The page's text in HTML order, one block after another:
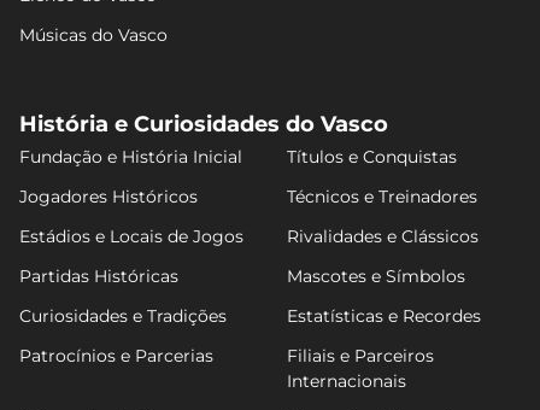
Músicas do Vasco
História e Curiosidades do Vasco
Fundação e História Inicial
Títulos e Conquistas
Jogadores Históricos
Técnicos e Treinadores
Estádios e Locais de Jogos
Rivalidades e Clássicos
Partidas Históricas
Mascotes e Símbolos
Curiosidades e Tradições
Estatísticas e Recordes
Patrocínios e Parcerias
Filiais e Parceiros
Internacionais